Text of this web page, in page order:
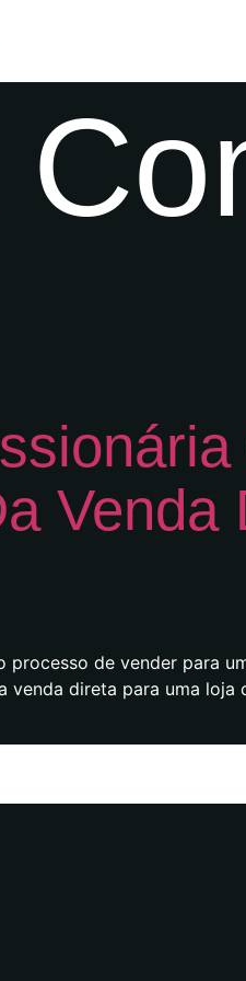
Venda
de vender para
direta para uma